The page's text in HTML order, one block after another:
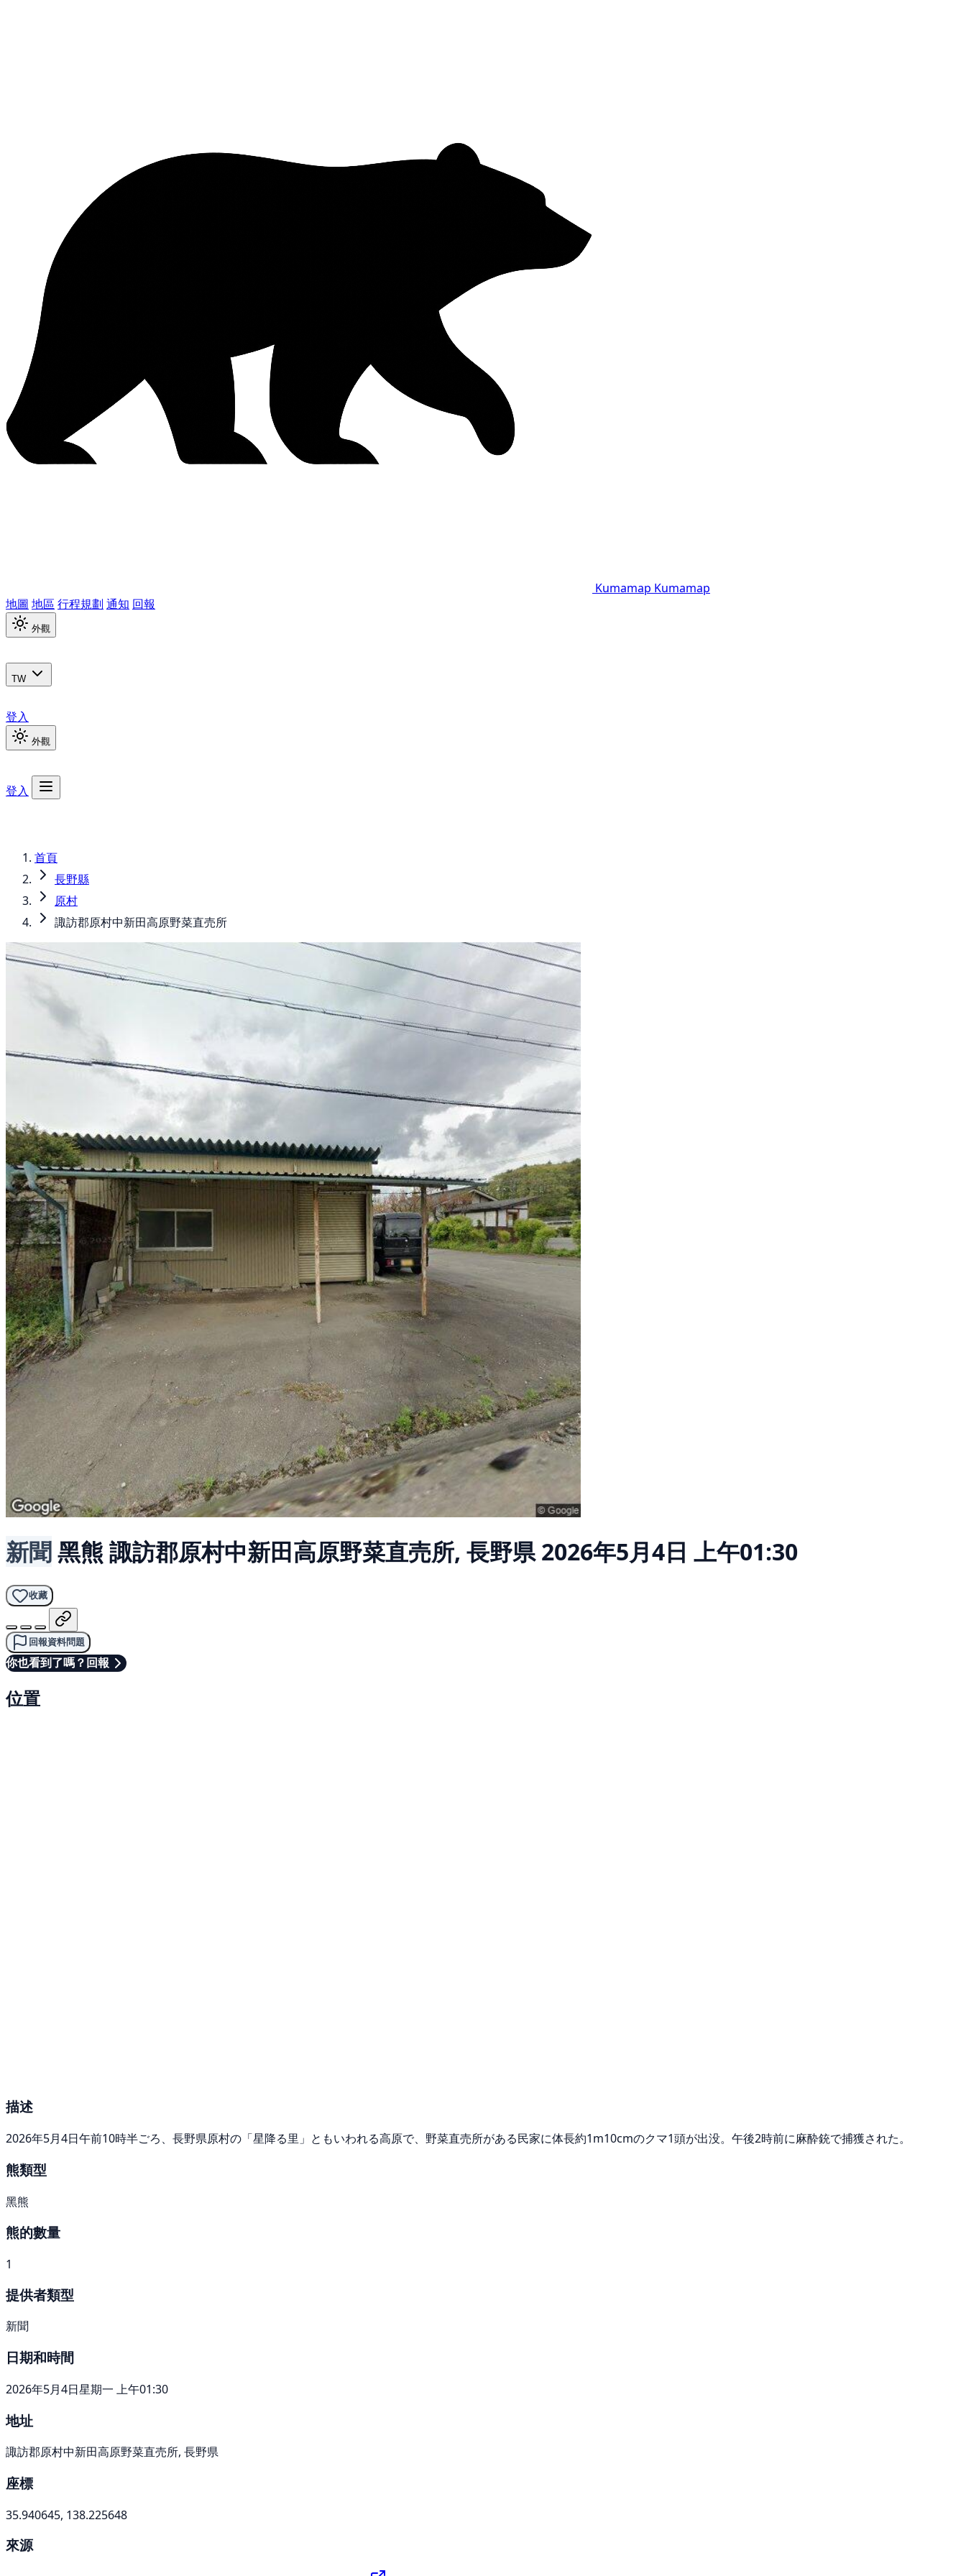
Kumamap Kumamap
地圖 地區 行程規劃 通知 回報
外觀
TW
登入
外觀
登入
首頁
長野縣
原村
諏訪郡原村中新田高原野菜直売所
新聞黑熊 諏訪郡原村中新田高原野菜直売所, 長野県 2026年5月4日 上午01:30
收藏
回報資料問題
你也看到了嗎？回報
位置
描述
2026年5月4日午前10時半ごろ、長野県原村の「星降る里」ともいわれる高原で、野菜直売所がある民家に体長約1m10cmのクマ1頭が出没。午後2時前に麻酔銃で捕獲された。
熊類型
黑熊
熊的數量
1
提供者類型
新聞
日期和時間
2026年5月4日星期一 上午01:30
地址
諏訪郡原村中新田高原野菜直売所, 長野県
座標
35.940645, 138.225648
來源